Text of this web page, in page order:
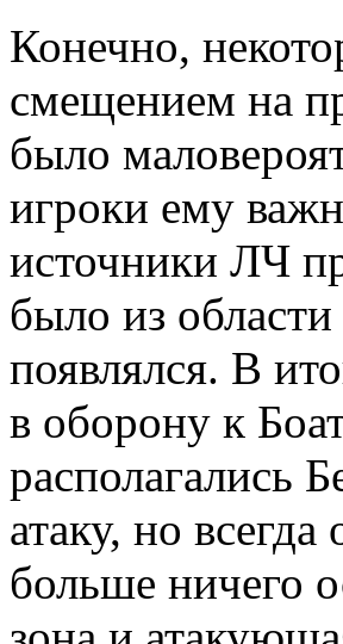
Конечно,
смещением на
было
игроки ему
источники ЛЧ
было из
появлялся. В
в оборону к
располагались
атаку, но
больше ничего